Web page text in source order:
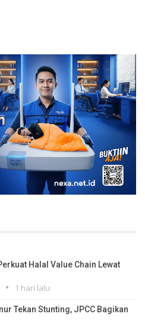
Halal Value Chain Lewat
1 hari lalu
Tekan Stunting, JPCC Bagikan